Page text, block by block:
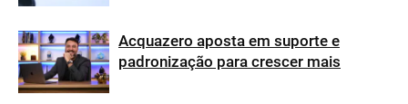
Acquazero aposta em suporte e
padronização para crescer mais